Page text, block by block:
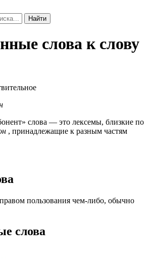
Найти
слова к слову
слова — это лексемы, близкие по
, принадлежащие к разным частям
пользования чем-либо, обычно
слова